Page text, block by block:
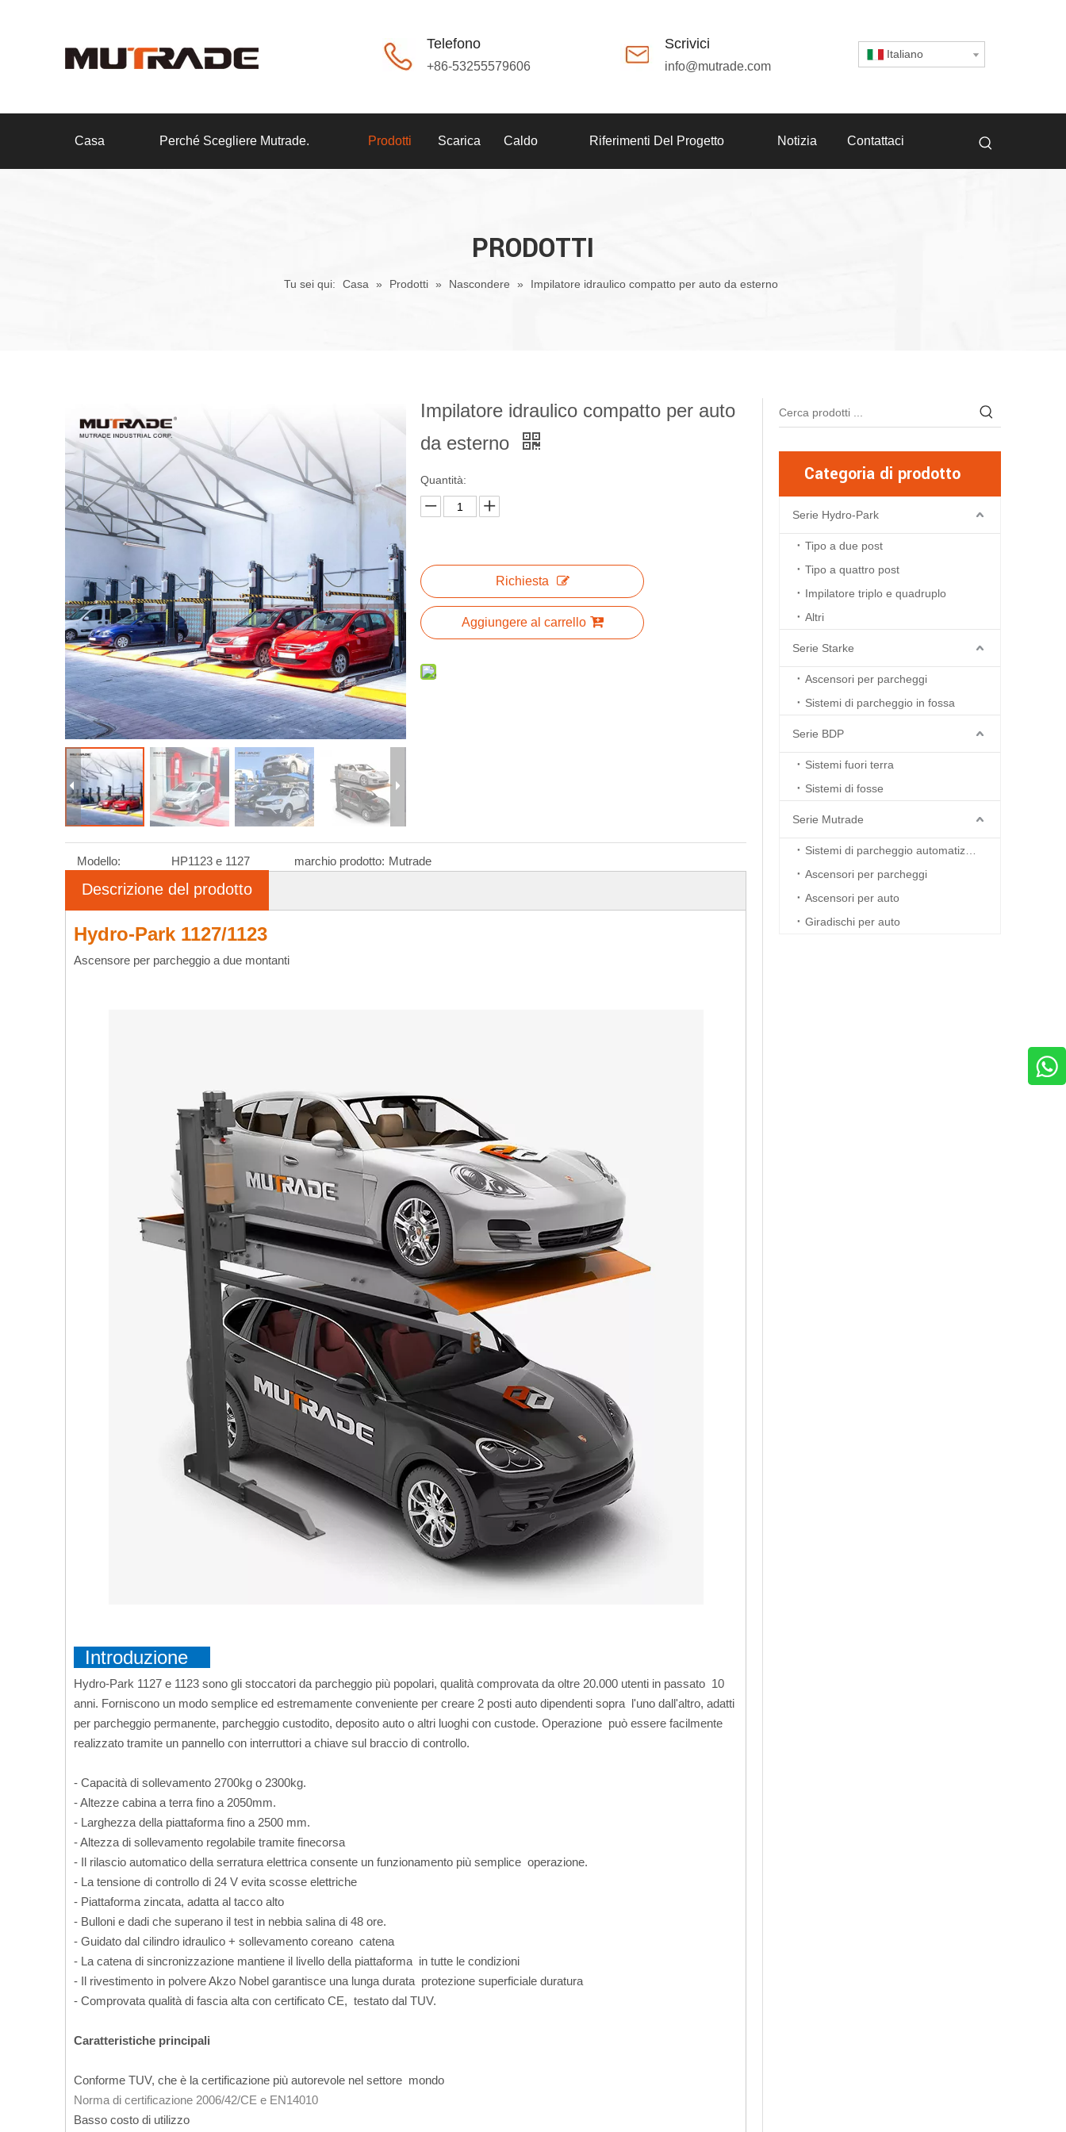
Telefono
+86-53255579606
Scrivici
info@mutrade.com
Italiano
Casa Perché Scegliere Mutrade. Prodotti Scarica Caldo Riferimenti Del Progetto Notizia Contattaci
PRODOTTI
Tu sei qui: Casa » Prodotti » Nascondere » Impilatore idraulico compatto per auto da esterno
Impilatore idraulico compatto per auto
da esterno
Quantità:
Richiesta
Aggiungere al carrello
Modello: HP1123 e 1127 marchio prodotto: Mutrade
Descrizione del prodotto
Hydro-Park 1127/1123
Ascensore per parcheggio a due montanti
Introduzione
Hydro-Park 1127 e 1123 sono gli stoccatori da parcheggio più popolari, qualità comprovata da oltre 20.000 utenti in passato 10
anni. Forniscono un modo semplice ed estremamente conveniente per creare 2 posti auto dipendenti sopra l'uno dall'altro, adatti
per parcheggio permanente, parcheggio custodito, deposito auto o altri luoghi con custode. Operazione può essere facilmente
realizzato tramite un pannello con interruttori a chiave sul braccio di controllo.
- Capacità di sollevamento 2700kg o 2300kg.
- Altezze cabina a terra fino a 2050mm.
- Larghezza della piattaforma fino a 2500 mm.
- Altezza di sollevamento regolabile tramite finecorsa
- Il rilascio automatico della serratura elettrica consente un funzionamento più semplice operazione.
- La tensione di controllo di 24 V evita scosse elettriche
- Piattaforma zincata, adatta al tacco alto
- Bulloni e dadi che superano il test in nebbia salina di 48 ore.
- Guidato dal cilindro idraulico + sollevamento coreano catena
- La catena di sincronizzazione mantiene il livello della piattaforma in tutte le condizioni
- Il rivestimento in polvere Akzo Nobel garantisce una lunga durata protezione superficiale duratura
- Comprovata qualità di fascia alta con certificato CE, testato dal TUV.
Caratteristiche principali
Conforme TUV, che è la certificazione più autorevole nel settore mondo
Norma di certificazione 2006/42/CE e EN14010
Basso costo di utilizzo
Categoria di prodotto
Serie Hydro-Park
Tipo a due post
Tipo a quattro post
Impilatore triplo e quadruplo
Altri
Serie Starke
Ascensori per parcheggi
Sistemi di parcheggio in fossa
Serie BDP
Sistemi fuori terra
Sistemi di fosse
Serie Mutrade
Ascensori per parcheggi
Ascensori per auto
Giradischi per auto